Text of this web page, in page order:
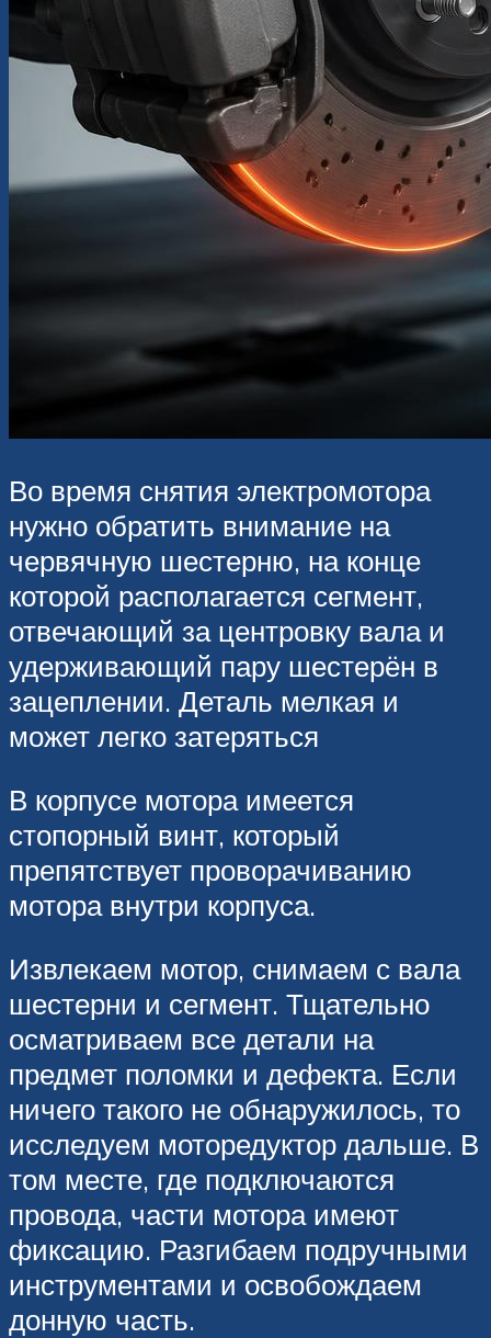
Во время снятия электромотора
нужно обратить внимание на
червячную шестерню, на конце
которой располагается сегмент,
отвечающий за центровку вала и
удерживающий пару шестерён в
зацеплении. Деталь мелкая и
может легко затеряться
В корпусе мотора имеется
стопорный винт, который
препятствует проворачиванию
мотора внутри корпуса.
Извлекаем мотор, снимаем с вала
шестерни и сегмент. Тщательно
осматриваем все детали на
предмет поломки и дефекта. Если
ничего такого не обнаружилось, то
исследуем моторедуктор дальше. В
том месте, где подключаются
провода, части мотора имеют
фиксацию. Разгибаем подручными
инструментами и освобождаем
донную часть.